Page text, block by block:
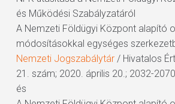
és Működési Szabályzatáról
A Nemzeti Földügyi Központ alapító
módosításokkal egységes
Nemzeti Jogszabálytár/ Hivatalos
21. szám; 2020. április 20.; 2032-
és